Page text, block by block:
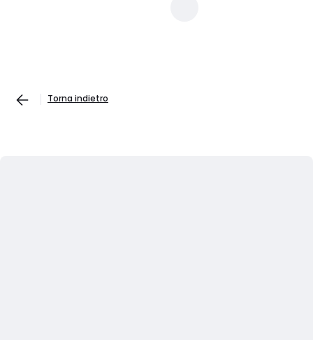
Torna indietro